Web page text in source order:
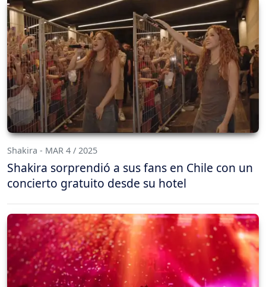
Shakira - MAR 4 / 2025
Shakira sorprendió a sus fans en Chile con un
concierto gratuito desde su hotel